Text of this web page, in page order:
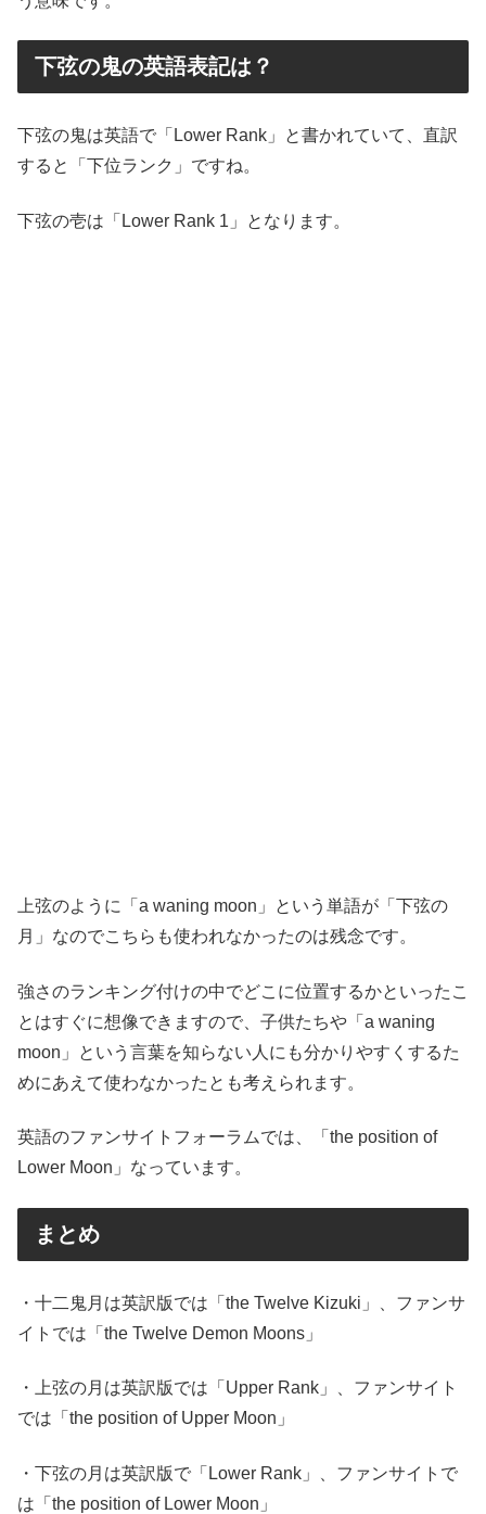
下弦の鬼の英語表記は？
下弦の鬼は英語で「Lower Rank」と書かれていて、直訳
すると「下位ランク」ですね。
下弦の壱は「Lower Rank 1」となります。
上弦のように「a waning moon」という単語が「下弦の
月」なのでこちらも使われなかったのは残念です。
強さのランキング付けの中でどこに位置するかといったこ
とはすぐに想像できますので、子供たちや「a waning
moon」という言葉を知らない人にも分かりやすくするた
めにあえて使わなかったとも考えられます。
英語のファンサイトフォーラムでは、「the position of
Lower Moon」なっています。
まとめ
・十二鬼月は英訳版では「the Twelve Kizuki」、ファンサ
イトでは「the Twelve Demon Moons」
・上弦の月は英訳版では「Upper Rank」、ファンサイト
では「the position of Upper Moon」
・下弦の月は英訳版で「Lower Rank」、ファンサイトで
は「the position of Lower Moon」